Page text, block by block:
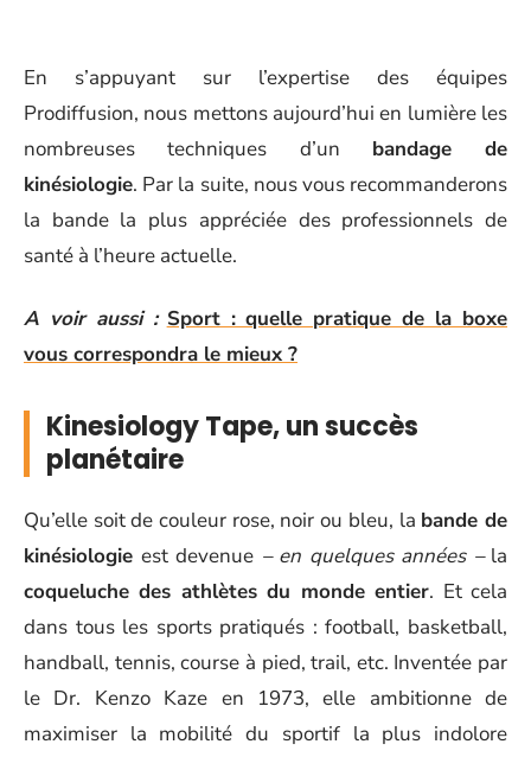
En s’appuyant sur l’expertise des équipes
Prodiffusion, nous mettons aujourd’hui en lumière les
nombreuses techniques d’un bandage de
kinésiologie. Par la suite, nous vous recommanderons
la bande la plus appréciée des professionnels de
santé à l’heure actuelle.
A voir aussi : Sport : quelle pratique de la boxe
vous correspondra le mieux ?
Kinesiology Tape, un succès
planétaire
Qu’elle soit de couleur rose, noir ou bleu, la bande de
kinésiologie est devenue – en quelques années –la
coqueluche des athlètes du monde entier. Et cela
dans tous les sports pratiqués : football, basketball,
handball, tennis, course à pied, trail, etc. Inventée par
le Dr. Kenzo Kaze en 1973, elle ambitionne de
maximiser la mobilité du sportif la plus indolore